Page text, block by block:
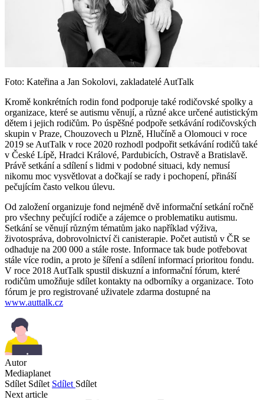
Foto: Kateřina a Jan Sokolovi, zakladatelé AutTalk
Kromě konkrétních rodin fond podporuje také rodičovské spolky a
organizace, které se autismu věnují, a různé akce určené autistickým
dětem i jejich rodičům. Po úspěšné podpoře setkávání rodičovských
skupin v Praze, Chouzovech u Plzně, Hlučíně a Olomouci v roce
2019 se AutTalk v roce 2020 rozhodl podpořit setkávání rodičů také
v České Lípě, Hradci Králové, Pardubicích, Ostravě a Bratislavě.
Právě setkání a sdílení s lidmi v podobné situaci, kdy nemusí
nikomu moc vysvětlovat a dočkají se rady i pochopení, přináší
pečujícím často velkou úlevu.
Od založení organizuje fond nejméně dvě informační setkání ročně
pro všechny pečující rodiče a zájemce o problematiku autismu.
Setkání se věnují různým tématům jako například výživa,
životospráva, dobrovolnictví či canisterapie. Počet autistů v ČR se
odhaduje na 200 000 a stále roste. Informace tak bude potřebovat
stále více rodin, a proto je šíření a sdílení informací prioritou fondu.
V roce 2018 AutTalk spustil diskuzní a informační fórum, které
rodičům umožňuje sdílet kontakty na odborníky a organizace. Toto
fórum je pro registrované uživatele zdarma dostupné na
www.auttalk.cz
Autor
Mediaplanet
Sdílet Sdílet Sdílet Sdílet
Next article